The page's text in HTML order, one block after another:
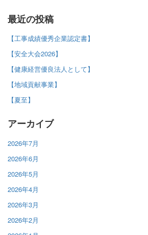
最近の投稿
【工事成績優秀企業認定書】
【安全大会2026】
【健康経営優良法人として】
【地域貢献事業】
【夏至】
アーカイブ
2026年7月
2026年6月
2026年5月
2026年4月
2026年3月
2026年2月